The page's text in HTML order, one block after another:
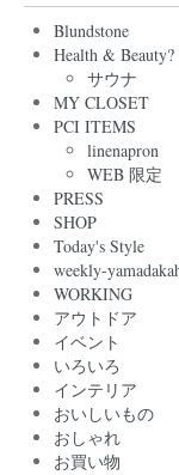
Blundstone
Health & Beauty?
サウナ
MY CLOSET
PCI ITEMS
linenapron
WEB 限定
PRESS
SHOP
Today's Style
weekly-
WORKING
アウトドア
イベント
いろいろ
インテリア
おいしいもの
おしゃれ
お買い物